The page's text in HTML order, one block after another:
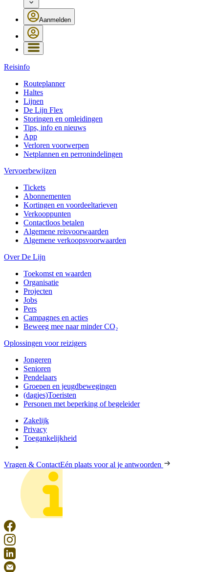
Aanmelden
Reisinfo
Routeplanner
Haltes
Lijnen
De Lijn Flex
Storingen en omleidingen
Tips, info en nieuws
App
Verloren voorwerpen
Netplannen en perronindelingen
Vervoerbewijzen
Tickets
Abonnementen
Kortingen en voordeeltarieven
Verkooppunten
Contactloos betalen
Algemene reisvoorwaarden
Algemene verkoopsvoorwaarden
Over De Lijn
Toekomst en waarden
Organisatie
Projecten
Jobs
Pers
Campagnes en acties
Beweeg mee naar minder CO₂
Oplossingen voor reizigers
Jongeren
Senioren
Pendelaars
Groepen en jeugdbewegingen
(dagjes)Toeristen
Personen met beperking of begeleider
Zakelijk
Privacy
Toegankelijkheid
Vragen & ContactEén plaats voor al je antwoorden